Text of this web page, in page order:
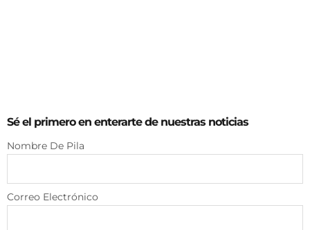
Sé el primero en enterarte de nuestras noticias
Nombre De Pila
Correo Electrónico